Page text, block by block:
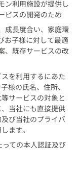
ン利用施設が提供し
ビスの開発のため
成長度合い、家庭環
お子様に対して最適
、既存サービスの改
を利用するにあた
様の氏名、住所、
サービスの対象と
当社にも直接提供
び当社のプライバ
ます。
ての本人認証及び